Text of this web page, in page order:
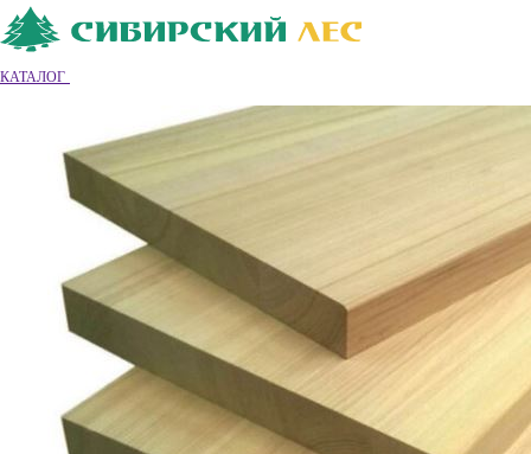
КАТАЛОГ
Ваш городВладимир
| Регистрация
Обратный звонок